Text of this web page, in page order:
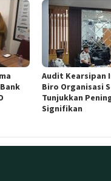
Audit Kearsipan
Biro Organisasi
Tunjukkan
Signifikan